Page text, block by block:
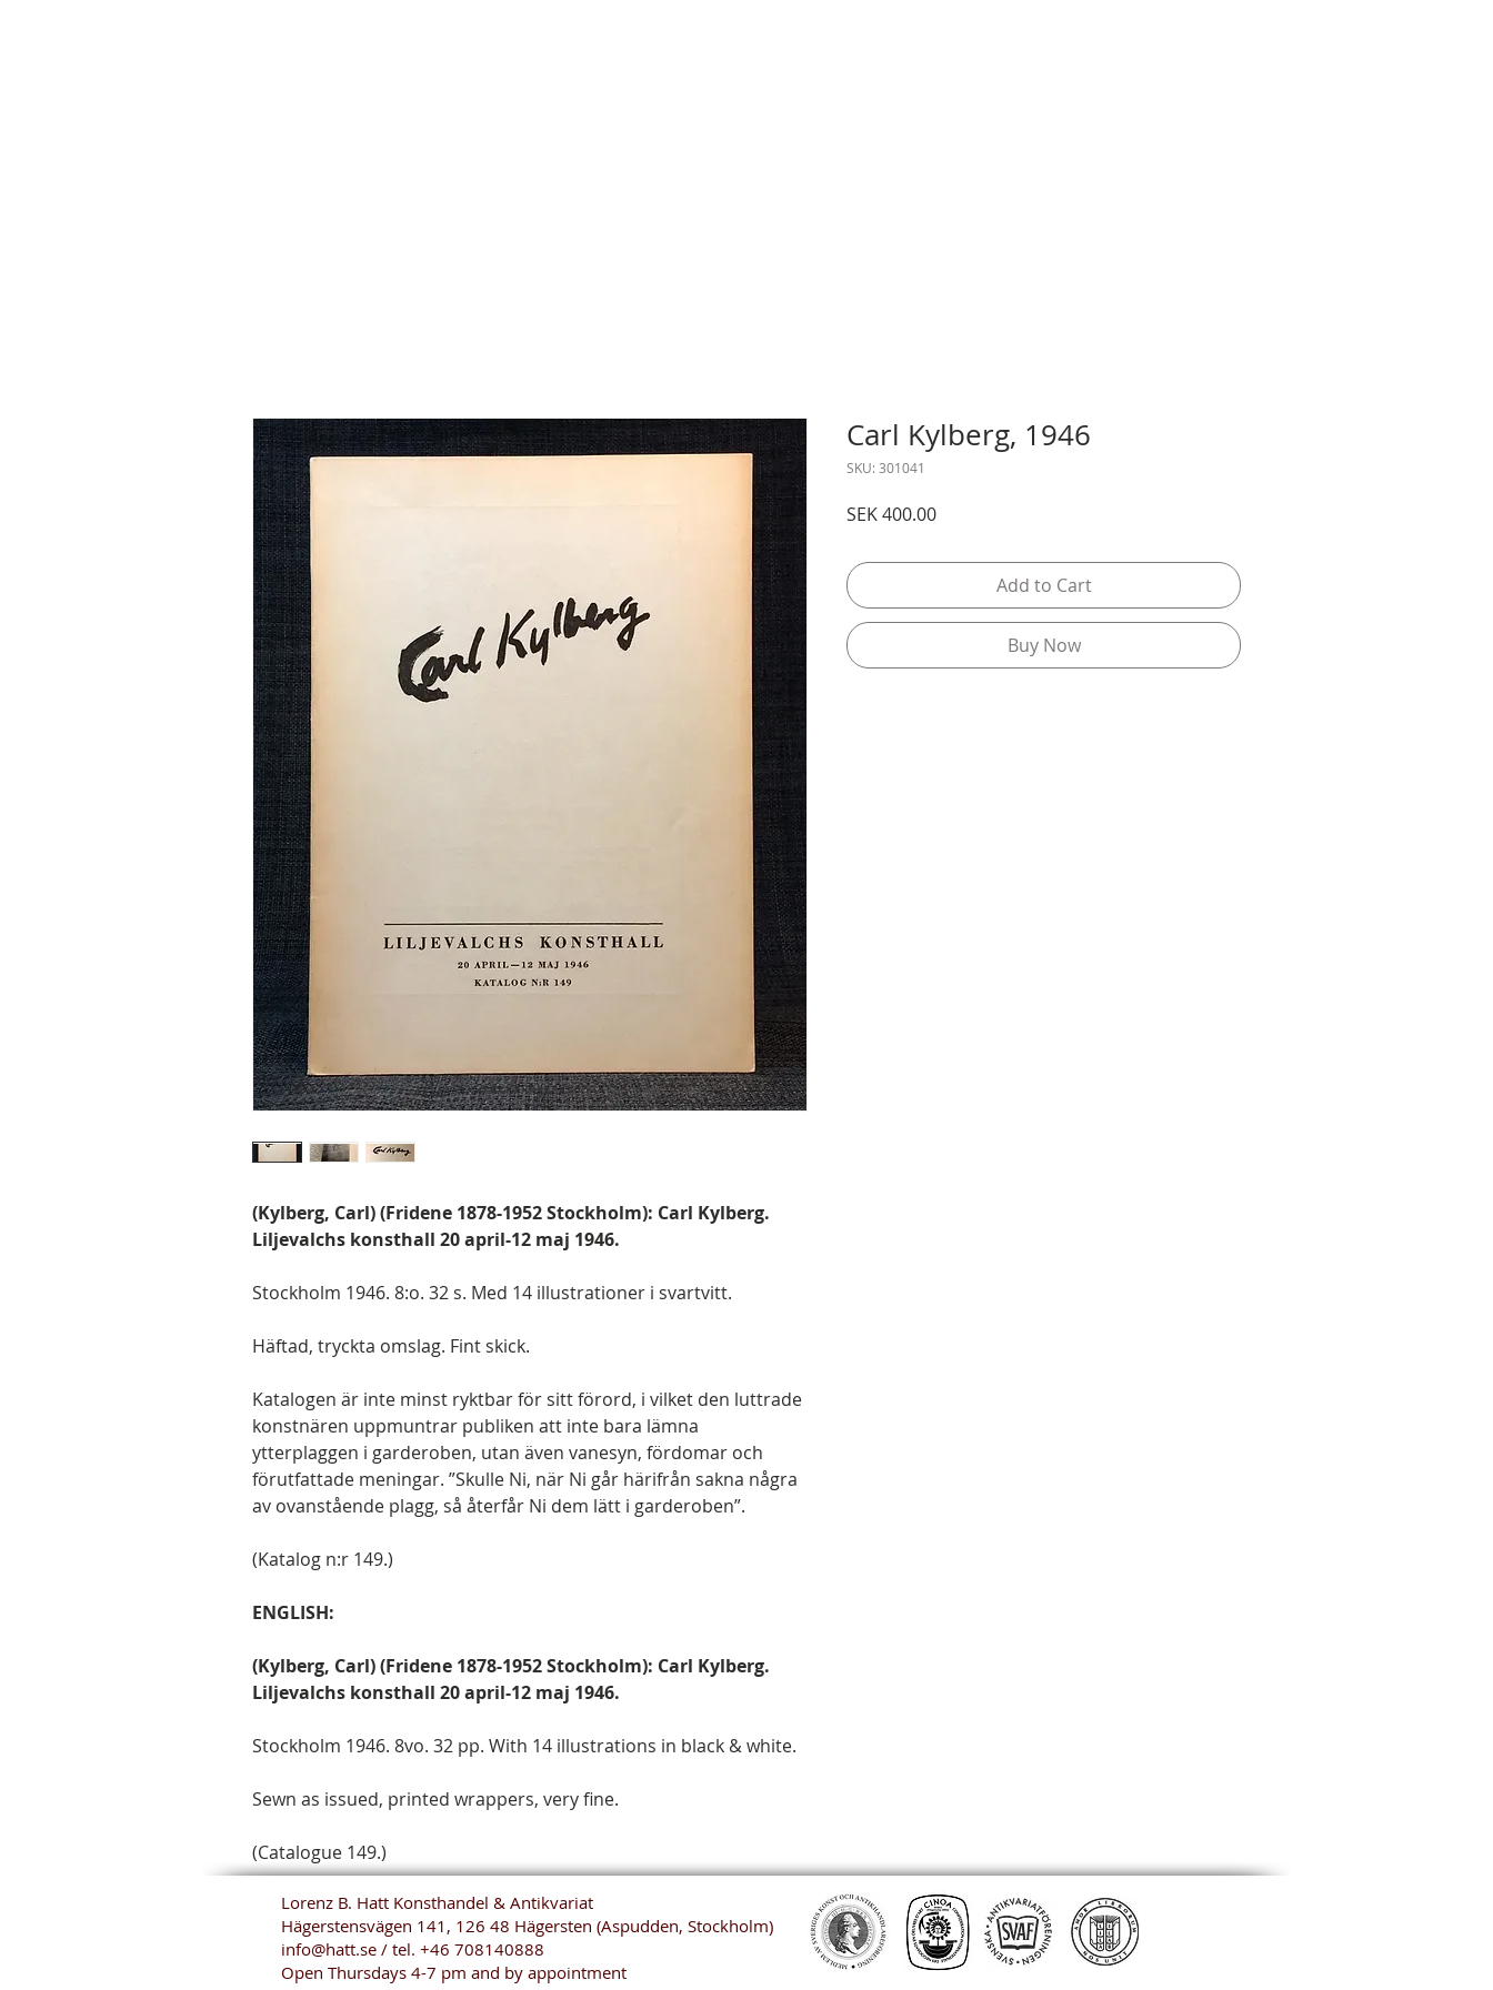
(Kylberg, Carl) (Fridene 1878-1952 Stockholm): Carl Kylberg.
Liljevalchs konsthall 20 april-12 maj 1946.
Stockholm 1946. 8:o. 32 s. Med 14 illustrationer i svartvitt.
Häftad, tryckta omslag. Fint skick.
Katalogen är inte minst ryktbar för sitt förord, i vilket den luttrade
konstnären uppmuntrar publiken att inte bara lämna
ytterplaggen i garderoben, utan även vanesyn, fördomar och
förutfattade meningar. ”Skulle Ni, när Ni går härifrån sakna några
av ovanstående plagg, så återfår Ni dem lätt i garderoben”.
(Katalog n:r 149.)
ENGLISH:
(Kylberg, Carl) (Fridene 1878-1952 Stockholm): Carl Kylberg.
Liljevalchs konsthall 20 april-12 maj 1946.
Stockholm 1946. 8vo. 32 pp. With 14 illustrations in black & white.
Sewn as issued, printed wrappers, very fine.
(Catalogue 149.)
Carl Kylberg, 1946
SKU: 301041
SEK 400.00Price
Add to Cart
Buy Now
Lorenz B. Hatt Konsthandel & Antikvariat
Hägerstensvägen 141, 126 48 Hägersten (Aspudden, Stockholm)
info@hatt.se / tel. +46 708140888
Open Thursdays 4-7 pm and by appointment